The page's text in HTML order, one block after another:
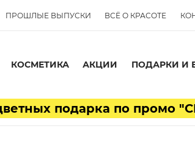
ПРОШЛЫЕ ВЫПУСКИ ВСЁ О КРАСОТЕ
КОСМЕТИКА АКЦИИ ПОДАРКИ И
подарка по промо